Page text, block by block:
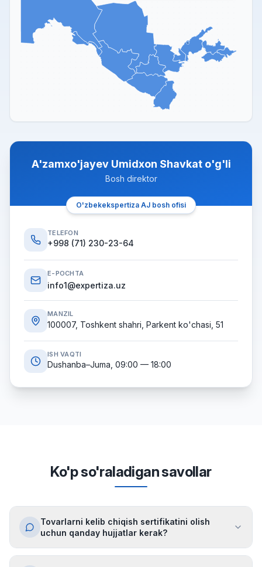
A'zamxo'jayev Umidxon Shavkat o'g'li
Bosh direktor
O'zbekekspertiza AJ bosh ofisi
TELEFON
+998 (71) 230-23-64
E-POCHTA
info1@expertiza.uz
MANZIL
100007, Toshkent shahri, Parkent ko'chasi, 51
ISH VAQTI
Dushanba–Juma, 09:00 — 18:00
Ko'p so'raladigan savollar
Tovarlarni kelib chiqish sertifikatini olish
uchun qanday hujjatlar kerak?